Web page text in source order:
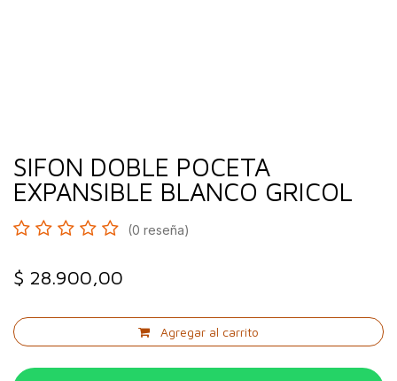
SIFON DOBLE POCETA
EXPANSIBLE BLANCO GRICOL
(0 reseña)
$ 28.900,00
Agregar al carrito